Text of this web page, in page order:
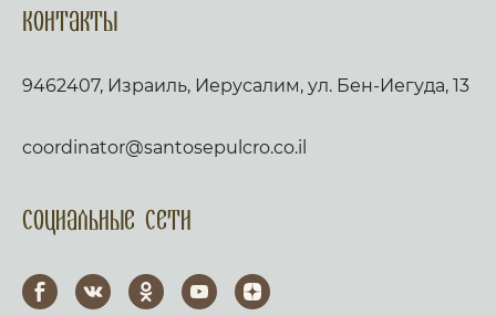
Контакты
9462407, Израиль, Иерусалим, ул. Бен-Иегуда, 13
coordinator@santosepulcro.co.il
Социальные сети